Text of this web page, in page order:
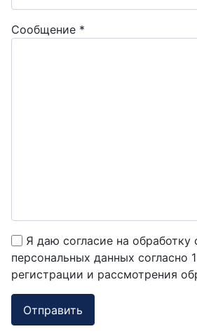
Сообщение *
Я даю согласие на обработку
персональных данных согласно
регистрации и рассмотрения
Отправить